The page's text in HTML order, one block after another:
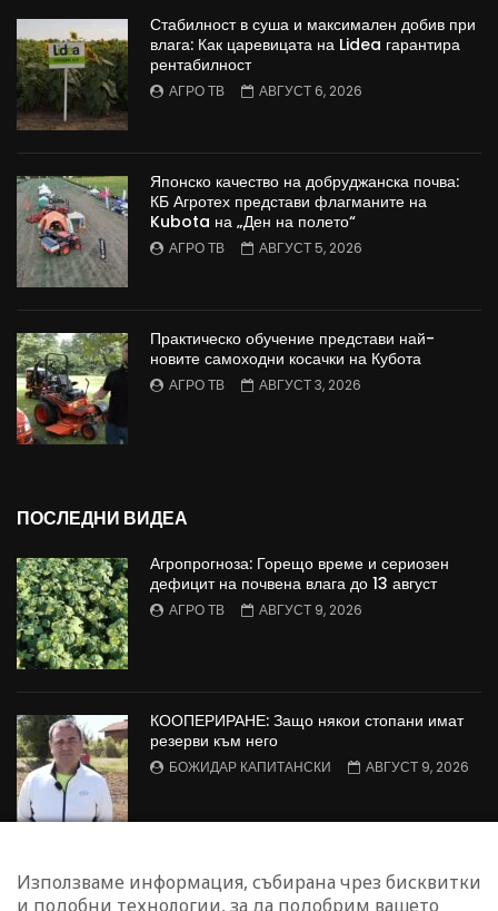
Стабилност в суша и максимален добив при
влага: Как царевицата на Lidea гарантира
рентабилност
АГРО ТВ АВГУСТ 6, 2026
Японско качество на добруджанска почва:
КБ Агротех представи флагманите на
Kubota на „Ден на полето“
АГРО ТВ АВГУСТ 5, 2026
Практическо обучение представи най-
новите самоходни косачки на Кубота
АГРО ТВ АВГУСТ 3, 2026
ПОСЛЕДНИ ВИДЕА
Агропрогноза: Горещо време и сериозен
дефицит на почвена влага до 13 август
АГРО ТВ АВГУСТ 9, 2026
КООПЕРИРАНЕ: Защо някои стопани имат
резерви към него
БОЖИДАР КАПИТАНСКИ АВГУСТ 9, 2026
Агрофорум: Консервационно земеделие,
пазарен натиск върху
Използваме информация, събирана чрез бисквитки
и подобни технологии, за да подобрим вашето